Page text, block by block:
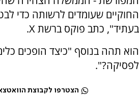
החוקיים שעומדים לרשותה כדי
בעתיד", כתב פוקס ברשת X.
הוא תהה בנוסף "כיצד הופכים
לפסיקה?".
הצטרפו לקבוצת